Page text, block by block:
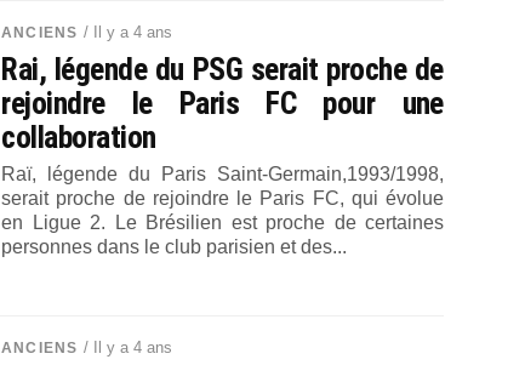
ANCIENS / Il y a 4 ans
Rai, légende du PSG serait proche de
rejoindre le Paris FC pour une
collaboration
Raï, légende du Paris Saint-Germain,1993/1998,
serait proche de rejoindre le Paris FC, qui évolue
en Ligue 2. Le Brésilien est proche de certaines
personnes dans le club parisien et des...
ANCIENS / Il y a 4 ans